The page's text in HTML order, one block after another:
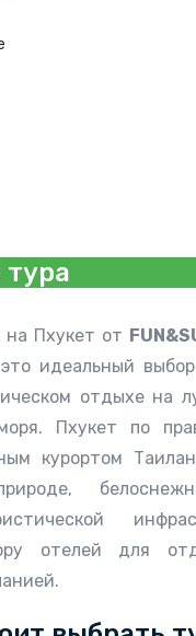
Пхукет от
идеальный
отдыхе на
Пхукет по
курортом
отелей для